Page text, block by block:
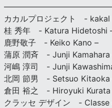
カカルプロジェクト - kakal
桂 秀年 - Katura Hidetoshi
鹿野敬子 - Keiko Kano –
蒲原 潤斉 - Junji Kamahara
河嶋 淳司 - Junji
北岡 節男 - Setsuo Kitaoka
倉田 裕之 - Hiroyuki Kurata
クラッセ デザイン - Classe